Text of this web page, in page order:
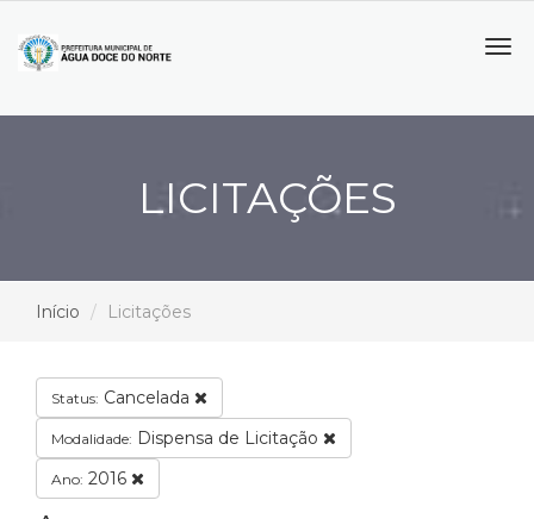
LICITAÇÕES
Início Licitações
Status: Cancelada
Modalidade: Dispensa de Licitação
Ano: 2016